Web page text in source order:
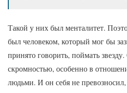
Такой у них был менталитет.
был человеком, который мог бы
принято говорить, поймать
скромностью, особенно в
людьми. И он себя не